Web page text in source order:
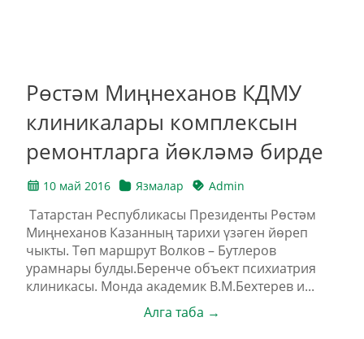
Рөстәм Миңнеханов КДМУ
клиникалары комплексын
ремонтларга йөкләмә бирде
10 май 2016 Язмалар Admin
Татарстан Республикасы Президенты Рөстәм
Миңнеханов Казанның тарихи үзәген йөреп
чыкты. Төп маршрут Волков – Бутлеров
урамнары булды.Беренче объект психиатрия
клиникасы. Монда академик В.М.Бехтерев и...
Алга таба →